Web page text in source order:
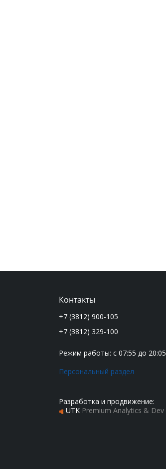
Контакты
+7 (3812) 900-105
+7 (3812) 329-100
Режим работы: с 07:55 до 20:05
Персональный раздел
Разработка и продвижение:
UTK Premium Analytics & Dev